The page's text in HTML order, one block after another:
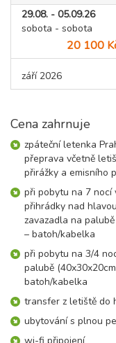
29.08. - 05.09.26
sobota - sobota
20 100
září 2026
úterý - sobota
13 900 Kč
05.09. - 08.09.26
sobota - úterý
10 600
05.09. - 12.09.26
sobota - sobota
08.09. - 12.09.26
úterý - sobota
12 200
Cena zahrnuje
zpáteční letenka
přeprava včetně
přirážky a emisního
při pobytu na 7 nocí
přihrádky nad
zavazadla na
– batoh/kabelka
při pobytu na 3/4
palubě
batoh/kabelka
transfer z letiště do
ubytování s plnou